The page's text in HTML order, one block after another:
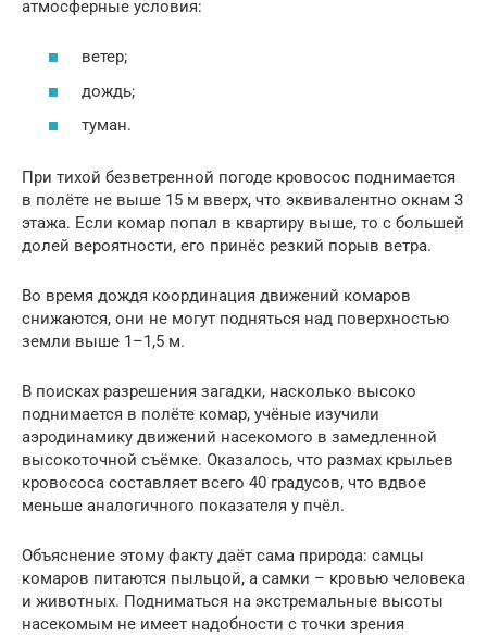
атмосферные условия:
ветер;
дождь;
туман.
При тихой безветренной погоде кровосос поднимается
в полёте не выше 15 м вверх, что эквивалентно окнам 3
этажа. Если комар попал в квартиру выше, то с большей
долей вероятности, его принёс резкий порыв ветра.
Во время дождя координация движений комаров
снижаются, они не могут подняться над поверхностью
земли выше 1–1,5 м.
В поисках разрешения загадки, насколько высоко
поднимается в полёте комар, учёные изучили
аэродинамику движений насекомого в замедленной
высокоточной съёмке. Оказалось, что размах крыльев
кровососа составляет всего 40 градусов, что вдвое
меньше аналогичного показателя у пчёл.
Объяснение этому факту даёт сама природа: самцы
комаров питаются пыльцой, а самки – кровью человека
и животных. Подниматься на экстремальные высоты
насекомым не имеет надобности с точки зрения